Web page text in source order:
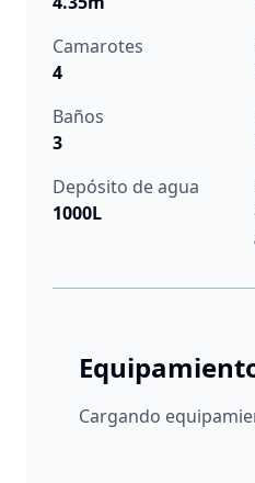
Camarotes
4
Baños
3
Depósito de agua
1000L
Cargando